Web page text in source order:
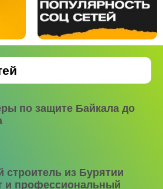
по защите Байкала до
строитель из Бурятии
и профессиональный